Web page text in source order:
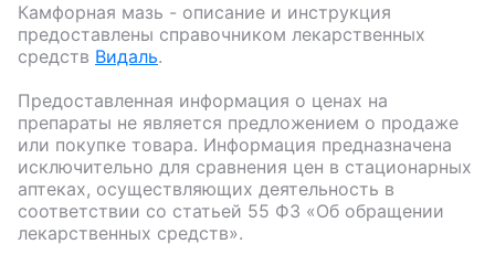
Камфорная мазь - описание и инструкция
предоставлены справочником лекарственных
средств Видаль.
Предоставленная информация о ценах на
препараты не является предложением о продаже
или покупке товара. Информация предназначена
исключительно для сравнения цен в стационарных
аптеках, осуществляющих деятельность в
соответствии со статьей 55 ФЗ «Об обращении
лекарственных средств».